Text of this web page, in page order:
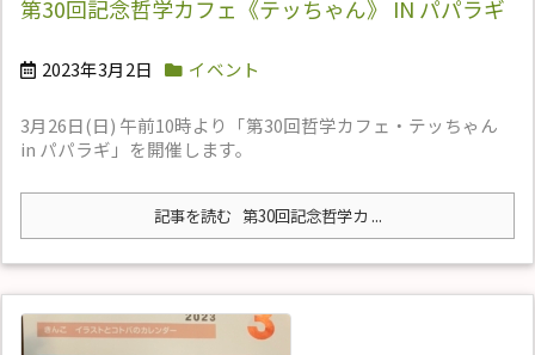
第30回記念哲学カフェ《テッちゃん》 IN パパラギ
2023年3月2日 イベント
3月26日(日) 午前10時より「第30回哲学カフェ・テッちゃん
in パパラギ」を開催します。
記事を読む 第30回記念哲学カ ...